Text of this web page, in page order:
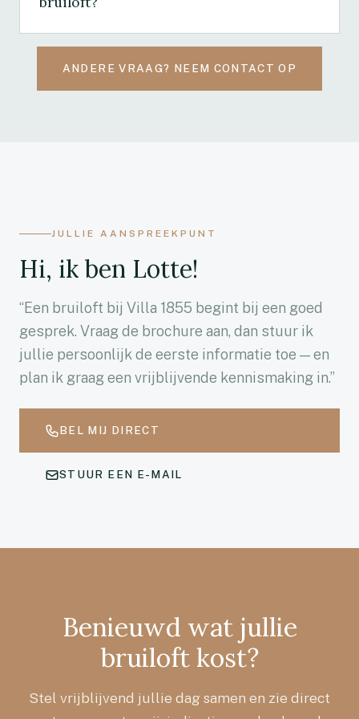
ANDERE VRAAG? NEEM CONTACT OP
25% na ondertekening van de offerte — waarmee
JULLIE AANSPREEKPUNT
Hi, ik ben Lotte!
“Een bruiloft bij Villa 1855 begint bij een goed
gesprek. Vraag de brochure aan, dan stuur ik
jullie persoonlijk de eerste informatie toe — en
plan ik graag een vrijblijvende kennismaking in.”
BEL MIJ DIRECT
STUUR EEN E-MAIL
Benieuwd wat jullie
bruiloft kost?
Stel vrijblijvend jullie dag samen en zie direct